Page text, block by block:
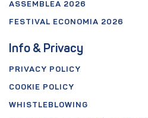
ASSEMBLEA 2026
FESTIVAL ECONOMIA 2026
Info & Privacy
PRIVACY POLICY
COOKIE POLICY
WHISTLEBLOWING